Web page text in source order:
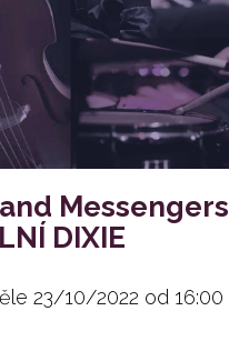
Messengers
DIXIE
23/10/2022 od 16:00